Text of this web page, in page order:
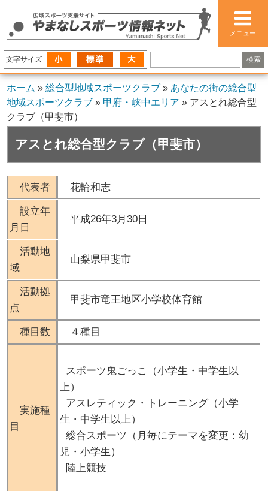
メニュー
文字サイズ
ホーム »総合型地域スポーツクラブ » あなたの街の総合型
地域スポーツクラブ » 甲府・峡中エリア » アスとれ総合型
クラブ（甲斐市）
アスとれ総合型クラブ（甲斐市）
代表者
花輪和志
設立年
月日
平成26年3月30日
活動地
域
山梨県甲斐市
活動拠
点
甲斐市竜王地区小学校体育館
種目数 ４種目
実施種
目
スポーツ鬼ごっこ（小学生・中学生以
上）
アスレティック・トレーニング（小学
生・中学生以上）
総合スポーツ（月毎にテーマを変更：幼
児・小学生）
陸上競技